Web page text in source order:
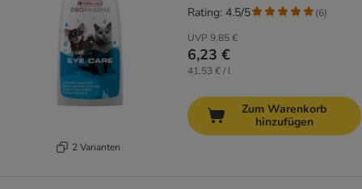
2 Varianten
UVP 9,85 €
6,23 €
41,53 € / l
Rating: 4.5/5 (6)
Zum Warenkorb
hinzufügen